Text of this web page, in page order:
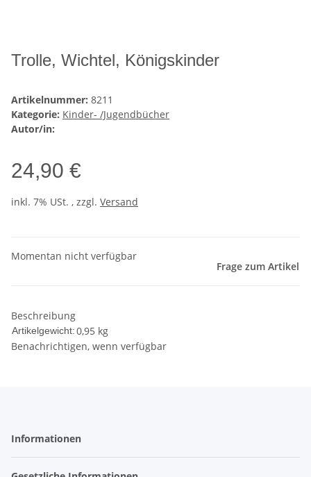
Trolle, Wichtel, Königskinder
Artikelnummer: 8211
Kategorie: Kinder- /Jugendbücher
Autor/in:
24,90 €
inkl. 7% USt. , zzgl. Versand
Momentan nicht verfügbar
Frage zum Artikel
Beschreibung
Artikelgewicht:0,95 kg
Benachrichtigen, wenn verfügbar
Informationen